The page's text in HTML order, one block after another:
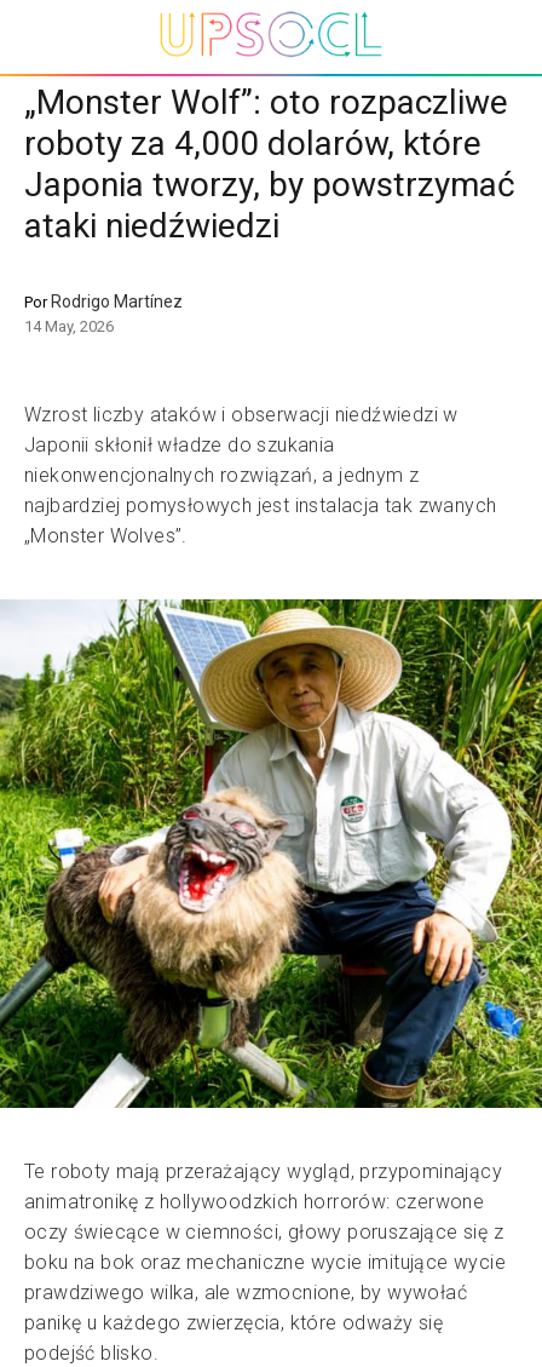
„Monster Wolf”: oto rozpaczliwe
roboty za 4,000 dolarów, które
Japonia tworzy, by powstrzymać
ataki niedźwiedzi
Por Rodrigo Martínez
14 May, 2026
Wzrost liczby ataków i obserwacji niedźwiedzi w
Japonii skłonił władze do szukania
niekonwencjonalnych rozwiązań, a jednym z
najbardziej pomysłowych jest instalacja tak zwanych
„Monster Wolves”.
Te roboty mają przerażający wygląd, przypominający
animatronikę z hollywoodzkich horrorów: czerwone
oczy świecące w ciemności, głowy poruszające się z
boku na bok oraz mechaniczne wycie imitujące wycie
prawdziwego wilka, ale wzmocnione, by wywołać
panikę u każdego zwierzęcia, które odważy się
podejść blisko.